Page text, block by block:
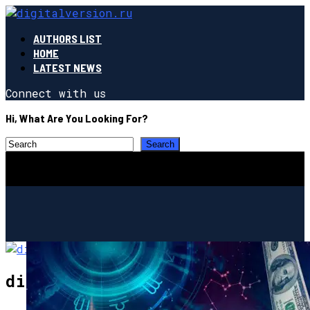
AUTHORS LIST
HOME
LATEST NEWS
Connect with us
Hi, What Are You Looking For?
digitalversion.ru